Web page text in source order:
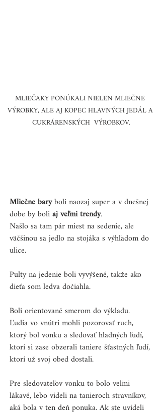
MLIEČAKY PONÚKALI NIELEN MLIEČNE
VÝROBKY, ALE AJ KOPEC HLAVNÝCH JEDÁL A
CUKRÁRENSKÝCH  VÝROBKOV.
Mliečne bary boli naozaj super a v dnešnej
dobe by boli aj veľmi trendy.
Našlo sa tam pár miest na sedenie, ale
väčšinou sa jedlo na stojáka s výhľadom do
ulice.
Pulty na jedenie boli vyvýšené, takže ako
dieťa som ledva dočiahla.
Boli orientované smerom do výkladu.
Ľudia vo vnútri mohli pozorovať ruch,
ktorý bol vonku a sledovať hladných ľudí,
ktorí si zase obzerali taniere šťastných ľudí,
ktorí už svoj obed dostali.
Pre sledovateľov vonku to bolo veľmi
lákavé, lebo videli na tanieroch stravníkov,
aká bola v ten deň ponuka. Ak ste uvideli